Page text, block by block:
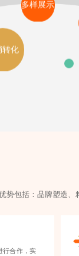
多样展示
转化
势包括：品牌塑造
行合作，实